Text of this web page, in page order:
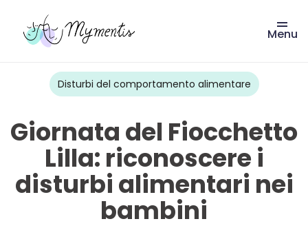
Vai
Menu
Disturbi del comportamento alimentare
Giornata del Fiocchetto
Lilla: riconoscere i
disturbi alimentari nei
bambini